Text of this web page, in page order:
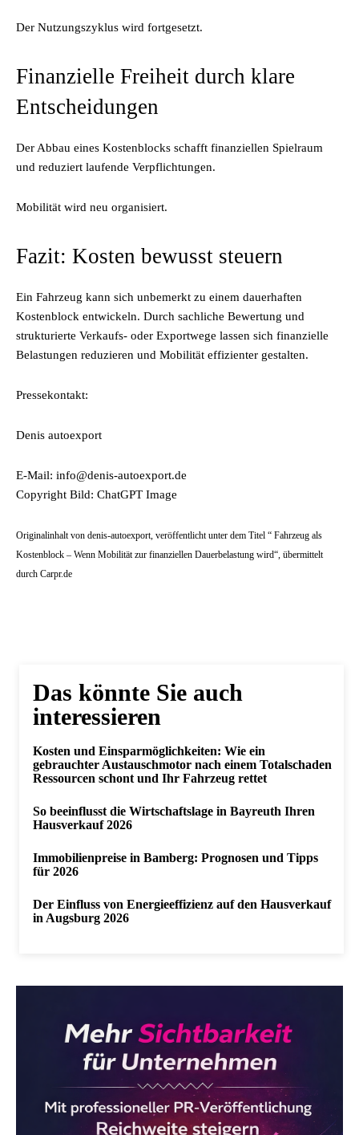
Der Nutzungszyklus wird fortgesetzt.
Finanzielle Freiheit durch klare
Entscheidungen
Der Abbau eines Kostenblocks schafft finanziellen Spielraum
und reduziert laufende Verpflichtungen.
Mobilität wird neu organisiert.
Fazit: Kosten bewusst steuern
Ein Fahrzeug kann sich unbemerkt zu einem dauerhaften
Kostenblock entwickeln. Durch sachliche Bewertung und
strukturierte Verkaufs- oder Exportwege lassen sich finanzielle
Belastungen reduzieren und Mobilität effizienter gestalten.
Pressekontakt:
Denis autoexport
E-Mail: info@denis-autoexport.de
Copyright Bild: ChatGPT Image
Originalinhalt von denis-autoexport, veröffentlicht unter dem Titel “ Fahrzeug als
Kostenblock – Wenn Mobilität zur finanziellen Dauerbelastung wird“, übermittelt
durch Carpr.de
Das könnte Sie auch
interessieren
Kosten und Einsparmöglichkeiten: Wie ein
gebrauchter Austauschmotor nach einem Totalschaden
Ressourcen schont und Ihr Fahrzeug rettet
So beeinflusst die Wirtschaftslage in Bayreuth Ihren
Hausverkauf 2026
Immobilienpreise in Bamberg: Prognosen und Tipps
für 2026
Der Einfluss von Energieeffizienz auf den Hausverkauf
in Augsburg 2026